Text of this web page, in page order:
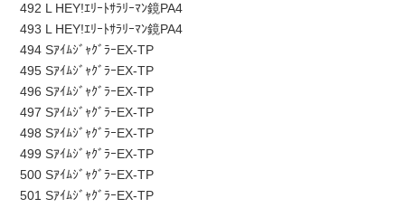
492 L HEY!ｴﾘｰﾄｻﾗﾘｰﾏﾝ鏡PA4
493 L HEY!ｴﾘｰﾄｻﾗﾘｰﾏﾝ鏡PA4
494 SｱｲﾑｼﾞｬｸﾞﾗｰEX-TP
495 SｱｲﾑｼﾞｬｸﾞﾗｰEX-TP
496 SｱｲﾑｼﾞｬｸﾞﾗｰEX-TP
497 SｱｲﾑｼﾞｬｸﾞﾗｰEX-TP
498 SｱｲﾑｼﾞｬｸﾞﾗｰEX-TP
499 SｱｲﾑｼﾞｬｸﾞﾗｰEX-TP
500 SｱｲﾑｼﾞｬｸﾞﾗｰEX-TP
501 SｱｲﾑｼﾞｬｸﾞﾗｰEX-TP